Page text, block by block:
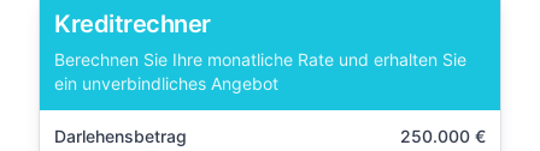
Kreditrechner
Berechnen Sie Ihre monatliche Rate und erhalten Sie
ein unverbindliches Angebot
Darlehensbetrag 250.000 €